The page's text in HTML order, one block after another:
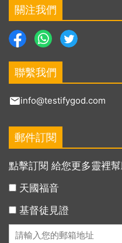
關注我們
聯繫我們
info@testifygod.com
郵件訂閱
點擊訂閱 給您更多靈裡
天國福音
基督徒見證